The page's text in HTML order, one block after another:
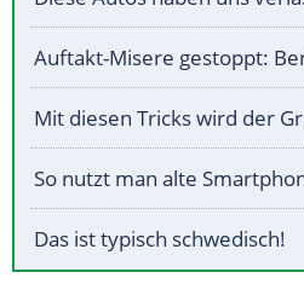
Auftakt-Misere gestoppt:
Mit diesen Tricks wird der
So nutzt man alte
Das ist typisch schwedisch!